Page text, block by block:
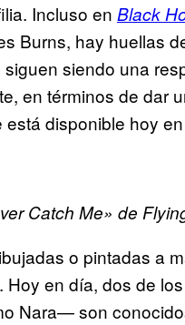
Incluso en Black
Burns, hay huellas
siendo una
en términos de dar
disponible hoy
Catch Me» de
o pintadas a
en día, dos de
Nara— son